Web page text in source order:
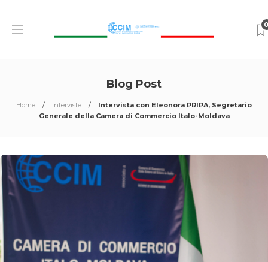
Blog Post
Home Interviste
Intervista con Eleonora PRIPA, Segretario
Generale della Camera di Commercio Italo-Moldava